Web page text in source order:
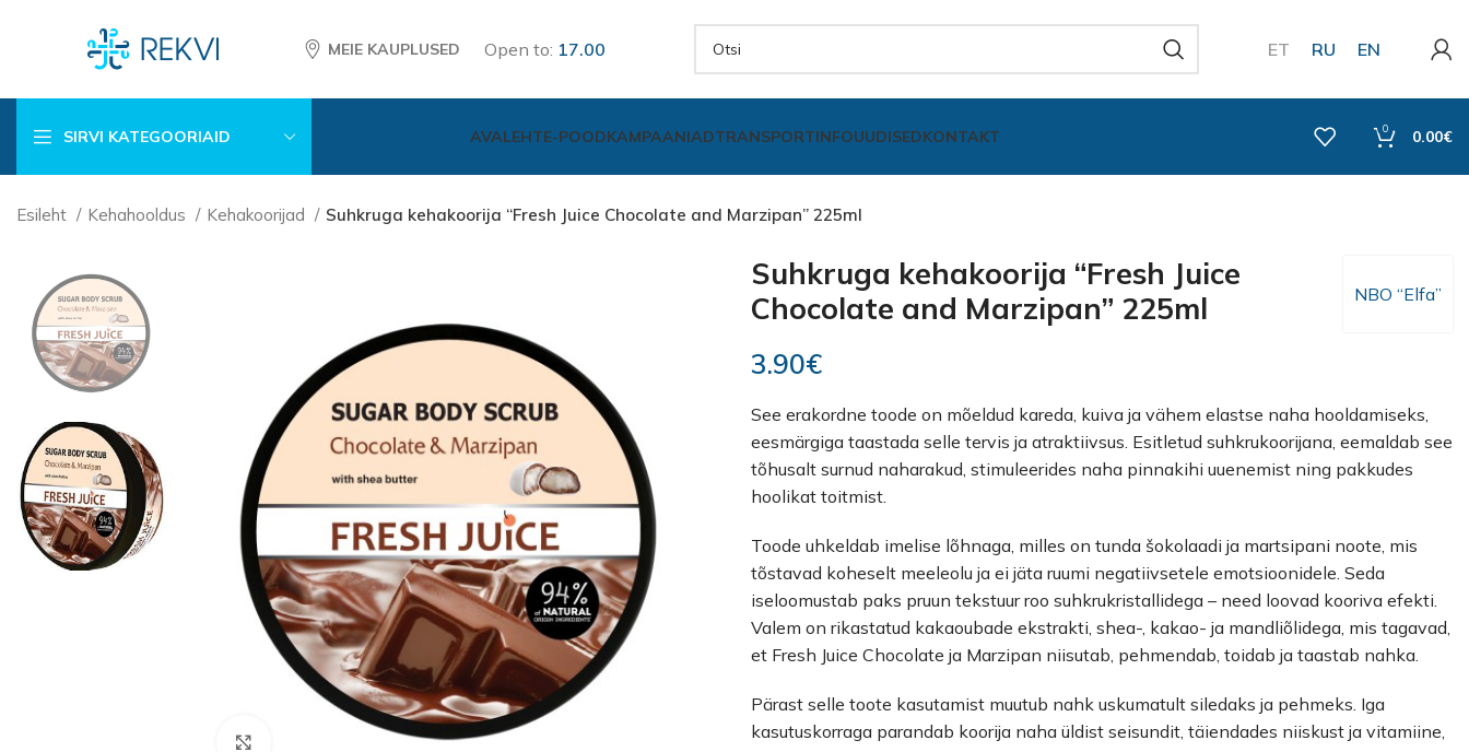
MEIE KAUPLUSED Open to: 17.00 ET RU EN
SIRVI KATEGOORIAID AVALEHTE-POODKAMPAANIADTRANSPORTINFOUUDISEDKONTAKT 0 0.00€
Esileht Kehahooldus Kehakoorijad Suhkruga kehakoorija “Fresh Juice Chocolate and Marzipan” 225ml
Kliki suurendamiseks
NBO “Elfa”
Suhkruga kehakoorija “Fresh Juice
Chocolate and Marzipan” 225ml
3.90€
See erakordne toode on mõeldud kareda, kuiva ja vähem elastse naha hooldamiseks,
eesmärgiga taastada selle tervis ja atraktiivsus. Esitletud suhkrukoorijana, eemaldab see
tõhusalt surnud naharakud, stimuleerides naha pinnakihi uuenemist ning pakkudes
hoolikat toitmist.
Toode uhkeldab imelise lõhnaga, milles on tunda šokolaadi ja martsipani noote, mis
tõstavad koheselt meeleolu ja ei jäta ruumi negatiivsetele emotsioonidele. Seda
iseloomustab paks pruun tekstuur roo suhkrukristallidega – need loovad kooriva efekti.
Valem on rikastatud kakaoubade ekstrakti, shea-, kakao- ja mandliõlidega, mis tagavad,
et Fresh Juice Chocolate ja Marzipan niisutab, pehmendab, toidab ja taastab nahka.
Pärast selle toote kasutamist muutub nahk uskumatult siledaks ja pehmeks. Iga
kasutuskorraga parandab koorija naha üldist seisundit, täiendades niiskust ja vitamiine,